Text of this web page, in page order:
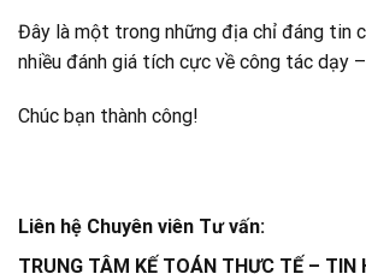
Đây là một trong những địa chỉ đáng tin
nhiều đánh giá tích cực về công tác dạy
Chúc bạn thành công!
Liên hệ Chuyên viên Tư vấn:
TRUNG TÂM KẾ TOÁN THỰC TẾ – TIN